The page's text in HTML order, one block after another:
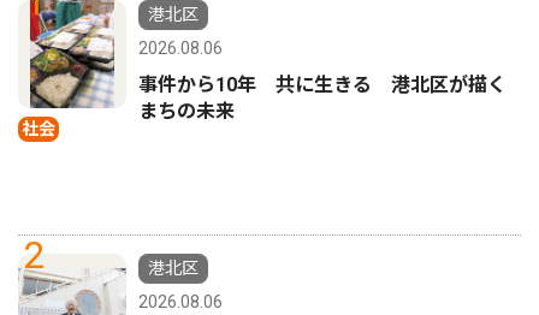
社会
港北区
2026.08.06
事件から10年 共に生きる 港北区が描く
まちの未来
2
港北区
2026.08.06